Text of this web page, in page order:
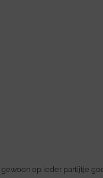
gewoon op ieder partijtje